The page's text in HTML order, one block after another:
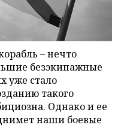
– нечто
безэкипажные
уже стало
такого
Однако и ее
наши боевые